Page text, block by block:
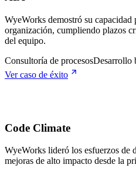
WyeWorks demostró su capacidad
organización, cumpliendo plazos
del equipo.
Consultoría de procesosDesarrollo
Ver caso de éxito
Code Climate
WyeWorks lideró los esfuerzos de
mejoras de alto impacto desde la